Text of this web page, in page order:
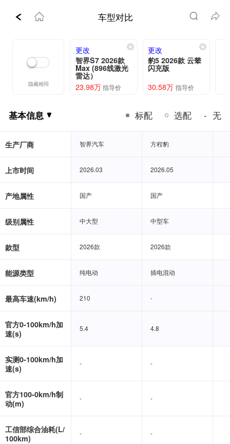
车型对比
隐藏相同
更改
智界S7 2026款
Max (896线激光
雷达）
23.98万 指导价
更改
豹5 2026款 云辇
闪充版
30.58万 指导价
基本信息 - 无
选配
标配
基本信息
生产厂商 智界汽车 方程豹
上市时间 2026.03 2026.05
产地属性 国产 国产
级别属性 中大型 中型车
款型 2026款 2026款
能源类型 纯电动 插电混动
最高车速(km/h) 210 -
官方0-100km/h加
速(s)
5.4 4.8
实测0-100km/h加
速(s)
- -
官方100-0km/h制
动(m)
- -
工信部综合油耗(L/
100km)
- -
智界汽车 方程豹
2026.03 2026.05
国产 国产
中大型 中型车
2026款 2026款
纯电动 插电混动
210 -
5.4 4.8
- -
- -
- -